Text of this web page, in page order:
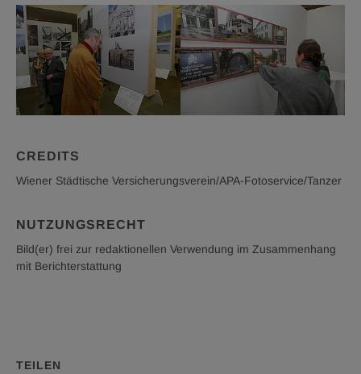
CREDITS
Wiener Städtische Versicherungsverein/APA-Fotoservice/Tanzer
NUTZUNGSRECHT
Bild(er) frei zur redaktionellen Verwendung im Zusammenhang
mit Berichterstattung
TEILEN